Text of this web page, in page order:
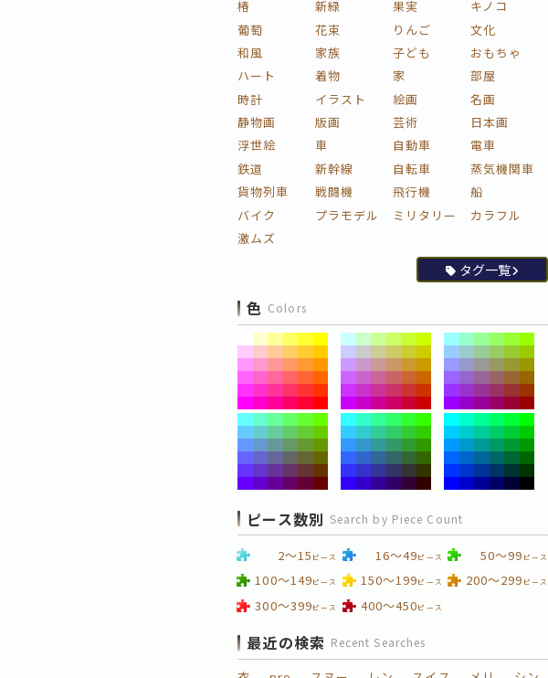
椿
新緑 果実
キノコ
葡萄
花束 りんご
文化
和風
家族 子ども
おもちゃ
ハート
着物 家
部屋
時計
イラスト 絵画
名画
静物画
版画 芸術
日本画
浮世絵
車 自動車
電車
鉄道
新幹線 自転車
蒸気機関車
貨物列車
戦闘機 飛行機
船
バイク
プラモデル ミリタリー
カラフル
激ムズ
タグ一覧
色 Colors
ピース数別 Search by Piece Count
2～15 ピース 16～49ピース 50～99 ピース
100～149ピース 150～199ピース 200～299 ピース
300～399ピース 400～450ピース
最近の検索 Recent Searches